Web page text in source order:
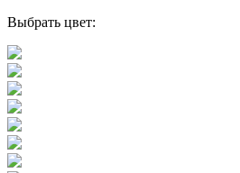
Выбрать цвет: